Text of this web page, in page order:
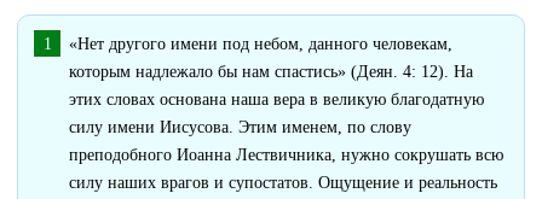
«Нет другого имени под небом, данного человекам,
которым надлежало бы нам спастись» (Деян. 4: 12). На
этих словах основана наша вера в великую благодатную
силу имени Иисусова. Этим именем, по слову
преподобного Иоанна Лествичника, нужно сокрушать всю
силу наших врагов и супостатов. Ощущение и реальность